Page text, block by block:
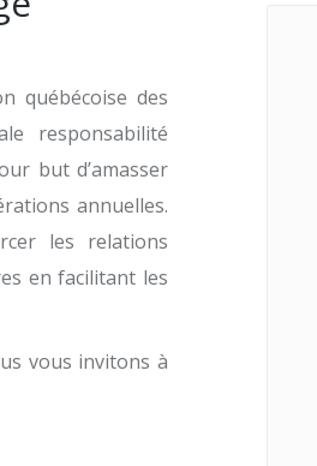
québécoise des
responsabilité
but d’amasser
annuelles.
les relations
en facilitant les
vous invitons à